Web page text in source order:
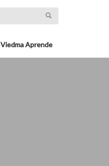
Viedma Aprende